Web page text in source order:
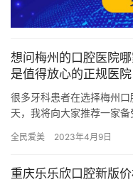
想问梅州的口腔医院
是值得放心的正规医院
很多牙科患者在选择梅州
天，我将向大家推荐一家
的信赖…
全民爱美 2023年4月9日
重庆乐乐欣口腔新版